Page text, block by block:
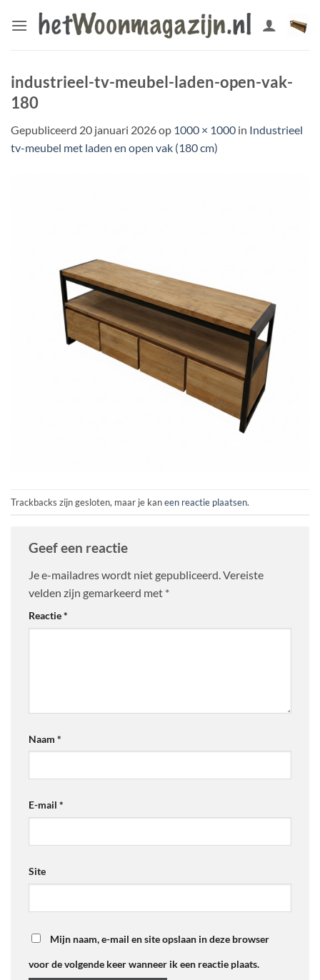
naar
industrieel-tv-meubel-laden-open-vak-
180
Gepubliceerd 20 januari 2026op 1000 × 1000 in Industrieel
tv-meubel met laden en open vak (180 cm)
Trackbacks zijn gesloten, maar je kaneen reactie plaatsen.
Geef een reactie
Je e-mailadres wordt niet gepubliceerd.Vereiste
velden zijn gemarkeerd met *
Reactie*
Naam *
E-mail *
Site
Mijn naam, e-mail en site opslaan in deze browser
voor de volgende keer wanneer ik een reactie plaats.